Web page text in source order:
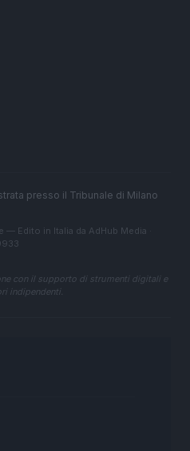
presso il Tribunale di Milano
— Edito in Italia da AdHub Media
con il supporto di strumenti digitali e
indipendenti.